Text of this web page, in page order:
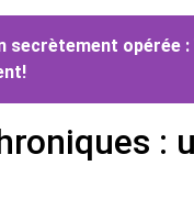
secrètement opérée
: